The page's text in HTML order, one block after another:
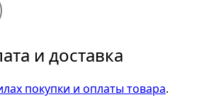
и доставка
покупки и оплаты товара.